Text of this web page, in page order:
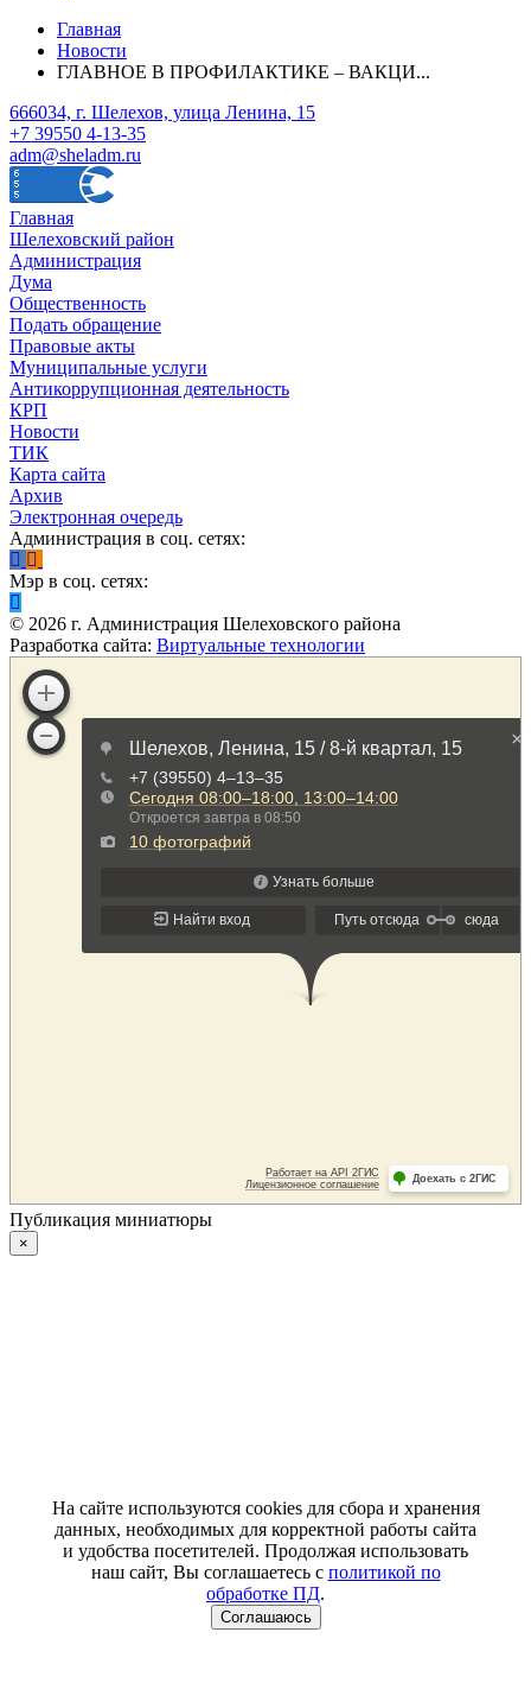
Главная
Новости
ГЛАВНОЕ В ПРОФИЛАКТИКЕ – ВАКЦИ...
666034, г. Шелехов, улица Ленина, 15
+7 39550 4-13-35
adm@sheladm.ru
Главная
Шелеховский район
Администрация
Дума
Общественность
Подать обращение
Правовые акты
Муниципальные услуги
Антикоррупционная деятельность
КРП
Новости
ТИК
Карта сайта
Архив
Электронная очередь
Администрация в соц. сетях:
Мэр в соц. сетях:
© 2026 г. Администрация Шелеховского района
Разработка сайта: Виртуальные технологии
Публикация миниатюры
×
На сайте используются cookies для сбора и хранения
данных, необходимых для корректной работы сайта
и удобства посетителей. Продолжая использовать
наш сайт, Вы соглашаетесь с политикой по
обработке ПД.
Соглашаюсь